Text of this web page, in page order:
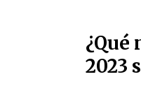
¿Qué
2023